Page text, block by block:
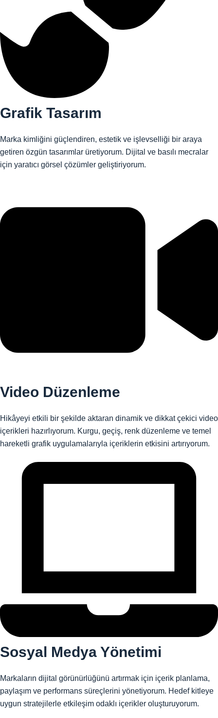
Grafik Tasarım
Marka kimliğini güçlendiren, estetik ve işlevselliği bir araya
getiren özgün tasarımlar üretiyorum. Dijital ve basılı mecralar
için yaratıcı görsel çözümler geliştiriyorum.
Video Düzenleme
Hikâyeyi etkili bir şekilde aktaran dinamik ve dikkat çekici video
içerikleri hazırlıyorum. Kurgu, geçiş, renk düzenleme ve temel
hareketli grafik uygulamalarıyla içeriklerin etkisini artırıyorum.
Sosyal Medya Yönetimi
Markaların dijital görünürlüğünü artırmak için içerik planlama,
paylaşım ve performans süreçlerini yönetiyorum. Hedef kitleye
uygun stratejilerle etkileşim odaklı içerikler oluşturuyorum.